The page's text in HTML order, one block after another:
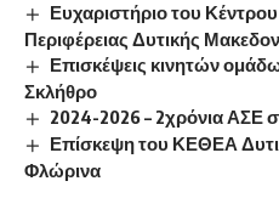
Ευχαριστήριο του
Περιφέρειας Δυτικής
Επισκέψεις κινητών
Σκλήθρο
2024-2026 – 2χρόνια ΑΣΕ
Επίσκεψη του ΚΕΘΕΑ
Φλώρινα